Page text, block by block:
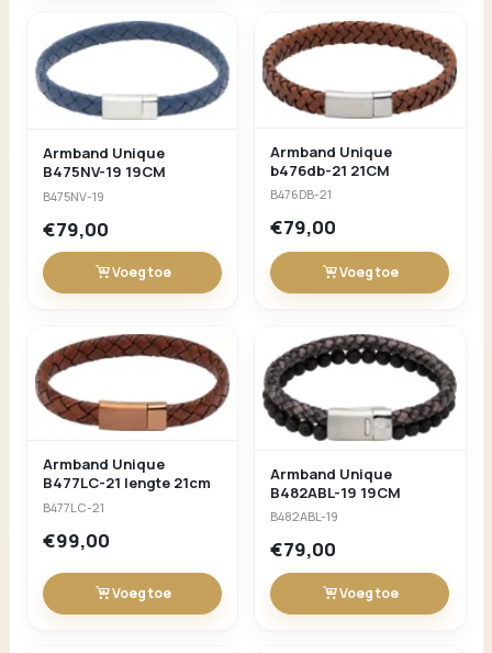
Armband Unique
B475NV-19 19CM
B475NV-19
€79,00
Voeg toe
Armband Unique
b476db-21 21CM
B476DB-21
€79,00
Voeg toe
Armband Unique
B477LC-21 lengte 21cm
B477LC-21
€99,00
Voeg toe
Armband Unique
B482ABL-19 19CM
B482ABL-19
€79,00
Voeg toe